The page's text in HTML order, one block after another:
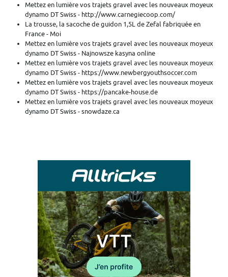
Mettez en lumière vos trajets gravel avec les nouveaux moyeux
dynamo DT Swiss - http://www.carnegiecoop.com/
La trousse, la sacoche de guidon 1,5L de Zefal fabriquée en
France - Moi
Mettez en lumière vos trajets gravel avec les nouveaux moyeux
dynamo DT Swiss - Najnowsze kasyna online
Mettez en lumière vos trajets gravel avec les nouveaux moyeux
dynamo DT Swiss - https://www.newbergyouthsoccer.com
Mettez en lumière vos trajets gravel avec les nouveaux moyeux
dynamo DT Swiss - https://pancake-house.de
Mettez en lumière vos trajets gravel avec les nouveaux moyeux
dynamo DT Swiss - snowdaze.ca